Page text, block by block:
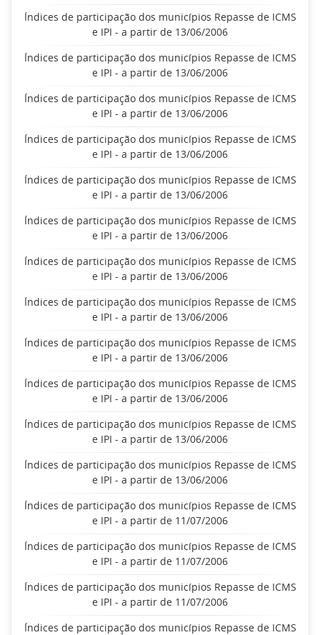
Índices de participação dos municípios Repasse de ICMS
e IPI - a partir de 13/06/2006
Índices de participação dos municípios Repasse de ICMS
e IPI - a partir de 13/06/2006
Índices de participação dos municípios Repasse de ICMS
e IPI - a partir de 13/06/2006
Índices de participação dos municípios Repasse de ICMS
e IPI - a partir de 13/06/2006
Índices de participação dos municípios Repasse de ICMS
e IPI - a partir de 13/06/2006
Índices de participação dos municípios Repasse de ICMS
e IPI - a partir de 13/06/2006
Índices de participação dos municípios Repasse de ICMS
e IPI - a partir de 13/06/2006
Índices de participação dos municípios Repasse de ICMS
e IPI - a partir de 13/06/2006
Índices de participação dos municípios Repasse de ICMS
e IPI - a partir de 13/06/2006
Índices de participação dos municípios Repasse de ICMS
e IPI - a partir de 13/06/2006
Índices de participação dos municípios Repasse de ICMS
e IPI - a partir de 13/06/2006
Índices de participação dos municípios Repasse de ICMS
e IPI - a partir de 13/06/2006
Índices de participação dos municípios Repasse de ICMS
e IPI - a partir de 11/07/2006
Índices de participação dos municípios Repasse de ICMS
e IPI - a partir de 11/07/2006
Índices de participação dos municípios Repasse de ICMS
e IPI - a partir de 11/07/2006
Índices de participação dos municípios Repasse de ICMS